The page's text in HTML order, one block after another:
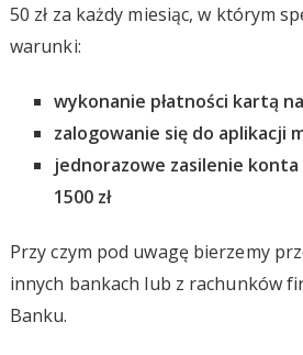
50 zł za każdy miesiąc, w którym
warunki:
wykonanie płatności kartą na
zalogowanie się do aplikacji
jednorazowe zasilenie konta
1500 zł
Przy czym pod uwagę bierzemy
innych bankach lub z rachunków
Banku.